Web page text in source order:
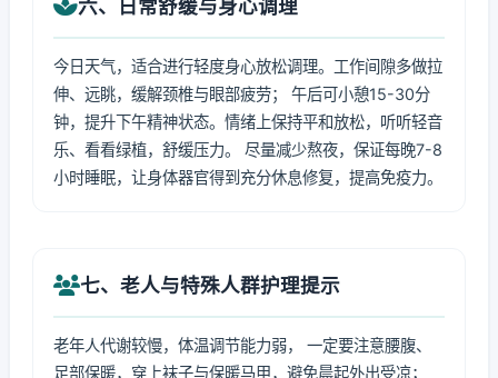
六、日常舒缓与身心调理
今日天气，适合进行轻度身心放松调理。工作间隙多做拉
伸、远眺，缓解颈椎与眼部疲劳； 午后可小憩15-30分
钟，提升下午精神状态。情绪上保持平和放松，听听轻音
乐、看看绿植，舒缓压力。 尽量减少熬夜，保证每晚7-8
小时睡眠，让身体器官得到充分休息修复，提高免疫力。
七、老人与特殊人群护理提示
老年人代谢较慢，体温调节能力弱， 一定要注意腰腹、
足部保暖，穿上袜子与保暖马甲，避免晨起外出受凉；